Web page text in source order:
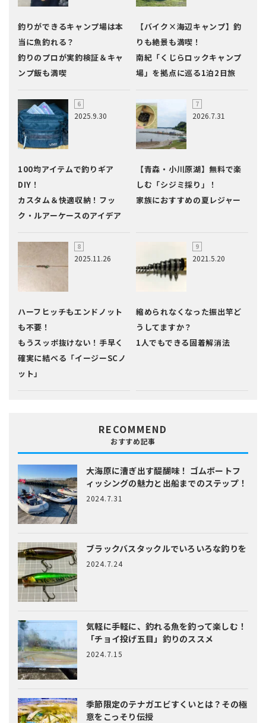
釣りができるキャンプ場は本
当に魚釣れる？
釣りのプロが実釣検証＆キャ
ンプ飯も満喫
【バイク×海辺キャンプ】釣
りも絶景も満喫！
南紀「くじらロックキャンプ
場」を拠点に巡る1泊2日旅
2025.9.30
100均アイテムで釣りギア
DIY！
カスタム＆快適収納！フッ
ク・ルアーケースのアイデア
2026.7.31
【青森・小川原湖】無料で楽
しむ「シジミ採り」！
家族におすすめの夏レジャー
2025.11.26
ハーフヒッチもエンドノット
も不要！
もうスッポ抜けない！手早く
確実に結べる「イージーSCノ
ット」
2021.5.20
縮められなくなった振出竿ど
うしてますか？
1人でもできる固着解消法
RECOMMEND
おすすめ記事
大海原に漕ぎ出す醍醐味！ ゴムボートフ
ィッシングの魅力と出船までのステップ！
2024.7.31
ブラックバスタックルでいろいろな釣りを
2024.7.24
気軽に手軽に、釣れる魚を釣って楽しむ！
「チョイ投げ五目」釣りのススメ
2024.7.15
季節限定のテナガエビすくいとは？ その極
意をこっそり伝授